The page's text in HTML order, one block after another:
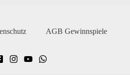
AGB Gewinnspiele